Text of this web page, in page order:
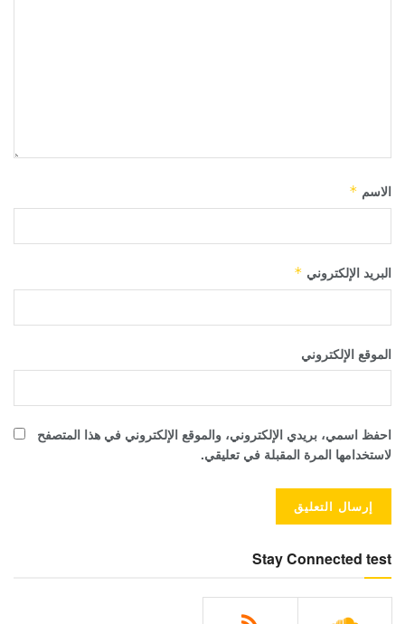
الاسم *
البريد الإلكتروني *
الموقع الإلكتروني
احفظ اسمي، بريدي الإلكتروني، والموقع الإلكتروني في هذا المتصفح
لاستخدامها المرة المقبلة في تعليقي.
Stay Connected test